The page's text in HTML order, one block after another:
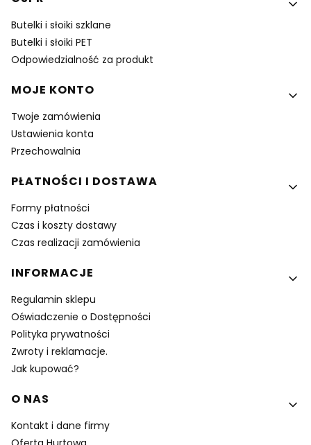
Butelki i słoiki szklane
Butelki i słoiki PET
Odpowiedzialność za produkt
MOJE KONTO
Twoje zamówienia
Ustawienia konta
Przechowalnia
PŁATNOŚCI I DOSTAWA
Formy płatności
Czas i koszty dostawy
Czas realizacji zamówienia
INFORMACJE
Regulamin sklepu
Oświadczenie o Dostępności
Polityka prywatności
Zwroty i reklamacje.
Jak kupować?
O NAS
Kontakt i dane firmy